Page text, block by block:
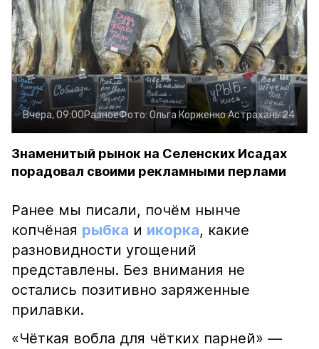
Вчера, 09:00РазноеФото: Ольга КорженкоАстрахань 24
Знаменитый рынок на Селенских Исадах
порадовал своими рекламными перлами
Ранее мы писали, почём нынче
копчёная рыбка и икорка, какие
разновидности угощений
представлены. Без внимания не
остались позитивно заряженные
прилавки.
«Чёткая вобла для чётких парней» —